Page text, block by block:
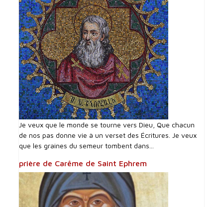
Je veux que le monde se tourne vers Dieu, Que chacun
de nos pas donne vie à un verset des Écritures. Je veux
que les graines du semeur tombent dans...
prière de Carême de Saint Ephrem